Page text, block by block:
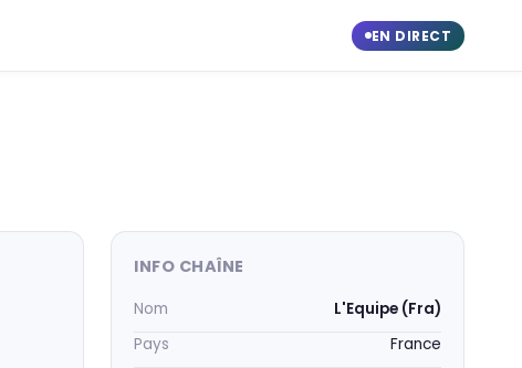
EN DIRECT
INFO CHAÎNE
Nom
L'Equipe (Fra)
Pays
France